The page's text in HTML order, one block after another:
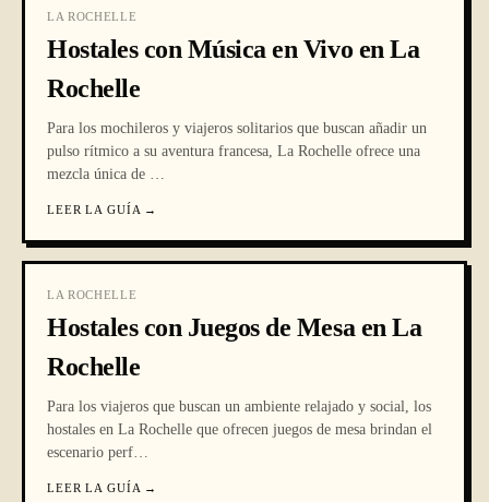
LA ROCHELLE
Hostales con Música en Vivo en La
Rochelle
Para los mochileros y viajeros solitarios que buscan añadir un
pulso rítmico a su aventura francesa, La Rochelle ofrece una
mezcla única de …
LEER LA GUÍA →
LA ROCHELLE
Hostales con Juegos de Mesa en La
Rochelle
Para los viajeros que buscan un ambiente relajado y social, los
hostales en La Rochelle que ofrecen juegos de mesa brindan el
escenario perf…
LEER LA GUÍA →